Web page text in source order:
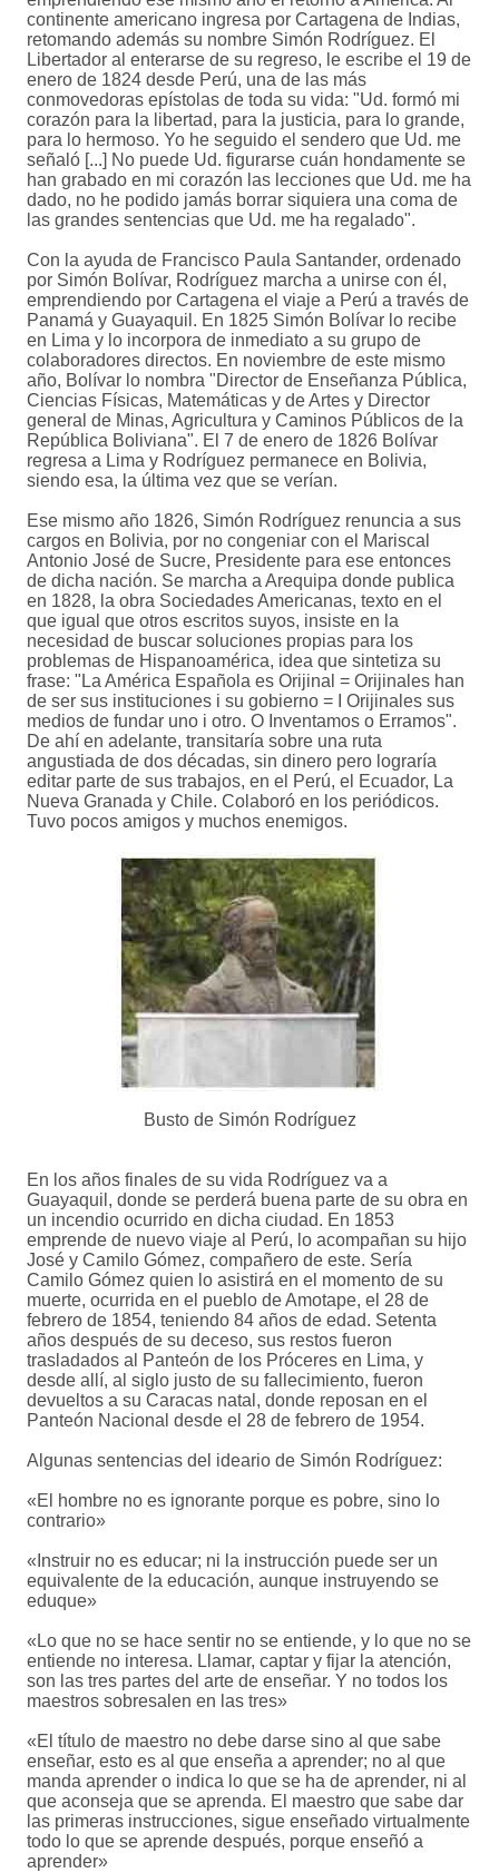
continente americano ingresa por Cartagena de Indias,
retomando además su nombre Simón Rodríguez. El
Libertador al enterarse de su regreso, le escribe el 19 de
enero de 1824 desde Perú, una de las más
conmovedoras epístolas de toda su vida: "Ud. formó mi
corazón para la libertad, para la justicia, para lo grande,
para lo hermoso. Yo he seguido el sendero que Ud. me
señaló [...] No puede Ud. figurarse cuán hondamente se
han grabado en mi corazón las lecciones que Ud. me ha
dado, no he podido jamás borrar siquiera una coma de
las grandes sentencias que Ud. me ha regalado".
Con la ayuda de Francisco Paula Santander, ordenado
por Simón Bolívar, Rodríguez marcha a unirse con él,
emprendiendo por Cartagena el viaje a Perú a través de
Panamá y Guayaquil. En 1825 Simón Bolívar lo recibe
en Lima y lo incorpora de inmediato a su grupo de
colaboradores directos. En noviembre de este mismo
año, Bolívar lo nombra "Director de Enseñanza Pública,
Ciencias Físicas, Matemáticas y de Artes y Director
general de Minas, Agricultura y Caminos Públicos de la
República Boliviana". El 7 de enero de 1826 Bolívar
regresa a Lima y Rodríguez permanece en Bolivia,
siendo esa, la última vez que se verían.
Ese mismo año 1826, Simón Rodríguez renuncia a sus
cargos en Bolivia, por no congeniar con el Mariscal
Antonio José de Sucre, Presidente para ese entonces
de dicha nación. Se marcha a Arequipa donde publica
en 1828, la obra Sociedades Americanas, texto en el
que igual que otros escritos suyos, insiste en la
necesidad de buscar soluciones propias para los
problemas de Hispanoamérica, idea que sintetiza su
frase: "La América Española es Orijinal = Orijinales han
de ser sus instituciones i su gobierno = I Orijinales sus
medios de fundar uno i otro. O Inventamos o Erramos".
De ahí en adelante, transitaría sobre una ruta
angustiada de dos décadas, sin dinero pero lograría
editar parte de sus trabajos, en el Perú, el Ecuador, La
Nueva Granada y Chile. Colaboró en los periódicos.
Tuvo pocos amigos y muchos enemigos.
Busto de Simón Rodríguez
En los años finales de su vida Rodríguez va a
Guayaquil, donde se perderá buena parte de su obra en
un incendio ocurrido en dicha ciudad. En 1853
emprende de nuevo viaje al Perú, lo acompañan su hijo
José y Camilo Gómez, compañero de este. Sería
Camilo Gómez quien lo asistirá en el momento de su
muerte, ocurrida en el pueblo de Amotape, el 28 de
febrero de 1854, teniendo 84 años de edad. Setenta
años después de su deceso, sus restos fueron
trasladados al Panteón de los Próceres en Lima, y
desde allí, al siglo justo de su fallecimiento, fueron
devueltos a su Caracas natal, donde reposan en el
Panteón Nacional desde el 28 de febrero de 1954.
Algunas sentencias del ideario de Simón Rodríguez:
«El hombre no es ignorante porque es pobre, sino lo
contrario»
«Instruir no es educar; ni la instrucción puede ser un
equivalente de la educación, aunque instruyendo se
eduque»
«Lo que no se hace sentir no se entiende, y lo que no se
entiende no interesa. Llamar, captar y fijar la atención,
son las tres partes del arte de enseñar. Y no todos los
maestros sobresalen en las tres»
«El título de maestro no debe darse sino al que sabe
enseñar, esto es al que enseña a aprender; no al que
manda aprender o indica lo que se ha de aprender, ni al
que aconseja que se aprenda. El maestro que sabe dar
las primeras instrucciones, sigue enseñado virtualmente
todo lo que se aprende después, porque enseñó a
aprender»